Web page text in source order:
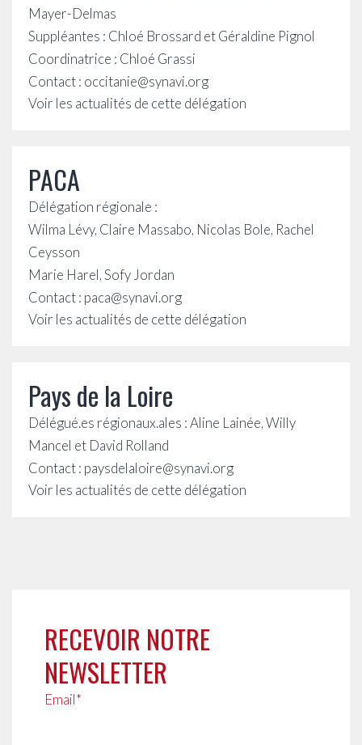
Mayer-Delmas
Suppléantes : Chloé Brossard et Géraldine Pignol
Coordinatrice : Chloé Grassi
Contact : occitanie@synavi.org
Voir les actualités de cette délégation
PACA
Délégation régionale :
Wilma Lévy, Claire Massabo, Nicolas Bole, Rachel
Ceysson
Marie Harel, Sofy Jordan
Contact : paca@synavi.org
Voir les actualités de cette délégation
Pays de la Loire
Délégué.es régionaux.ales : Aline Lainée, Willy
Mancel et David Rolland
Contact : paysdelaloire@synavi.org
Voir les actualités de cette délégation
RECEVOIR NOTRE
NEWSLETTER
Email*